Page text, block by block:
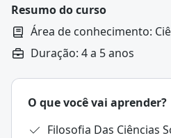
organizacionais.Suas
custos, otimização de
técnico.
Resumo do curso
Área de conhecimento:
Duração: 4 a 5 anos
O que você vai aprender?
Filosofia Das Ciências